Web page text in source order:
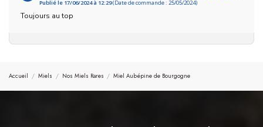
Accueil Miels Nos Miels Rares Miel Aubépine de Bourgogne
Publié le 17/06/2024 à 12:29(Date de commande : 25/05/2024)
Toujours au top